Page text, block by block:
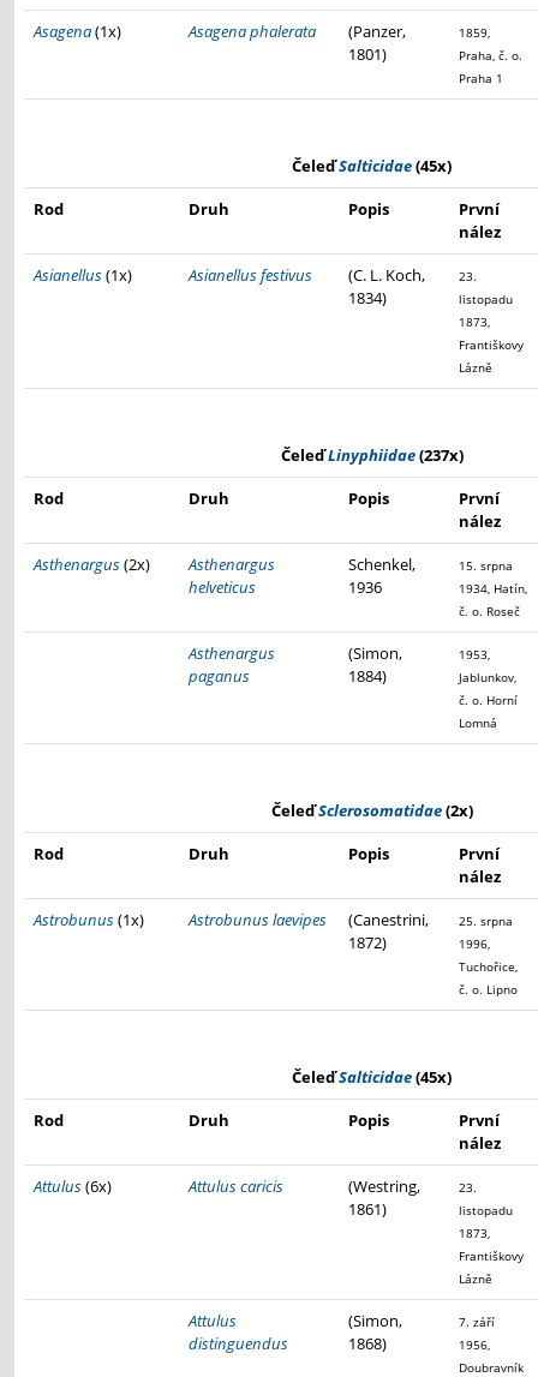
Asagena(1x) Asagena phalerata
(Panzer,
1801)
1859,
Praha, č. o.
Praha 1
ČeleďSalticidae(45x)
Rod
Druh Popis
První
nález
Asianellus(1x) Asianellus festivus
(C. L. Koch,
1834)
23.
listopadu
1873,
Františkovy
Lázně
ČeleďLinyphiidae(237x)
Rod
Druh Popis
První
nález
Asthenargus(2x)
Asthenargus
helveticus
Schenkel,
1936
15. srpna
1934, Hatín,
č. o. Roseč
Asthenargus
paganus
(Simon,
1884)
1953,
Jablunkov,
č. o. Horní
Lomná
ČeleďSclerosomatidae(2x)
Rod
Druh Popis
První
nález
Astrobunus(1x) Astrobunus laevipes
(Canestrini,
1872)
25. srpna
1996,
Tuchořice,
č. o. Lipno
ČeleďSalticidae(45x)
Rod
Druh Popis
První
nález
Attulus(6x) Attulus caricis
(Westring,
1861)
23.
listopadu
1873,
Františkovy
Lázně
Attulus
distinguendus
(Simon,
1868)
7. září
1956,
Doubravník